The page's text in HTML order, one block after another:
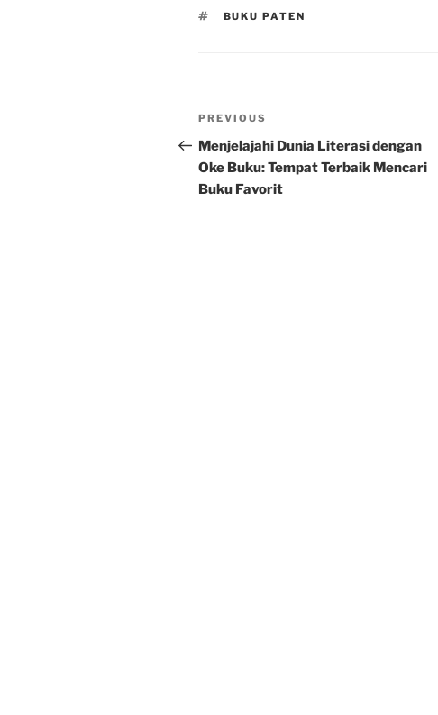
TAGS
BUKU PATEN
Post
navigation
Previous
Post
PREVIOUS
Menjelajahi Dunia Literasi dengan
Oke Buku: Tempat Terbaik Mencari
Buku Favorit